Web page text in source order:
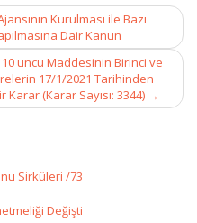
Kurulması ile Bazı
Dair Kanun
10 uncu Maddesinin Birinci ve
17/1/2021 Tarihinden
(Karar Sayısı: 3344) →
Sirküleri /73
Değişti